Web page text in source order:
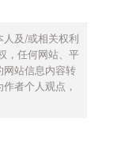
及/或相关权利
，任何网站、平
网站信息内容转
者个人观点，